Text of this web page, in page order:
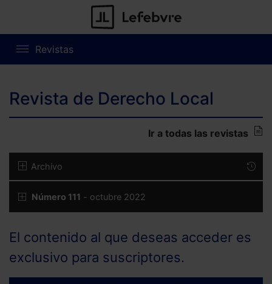
Revistas
Revista de Derecho Local
Ir a todas las revistas
Archivo
Número 111 - octubre 2022
El contenido al que deseas acceder es
exclusivo para suscriptores.